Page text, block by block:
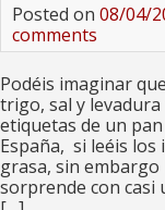
Posted on 08/04/
comments
Podéis imaginar
trigo, sal y levadura
etiquetas de un
España, si leéis
grasa, sin
sorprende con casi